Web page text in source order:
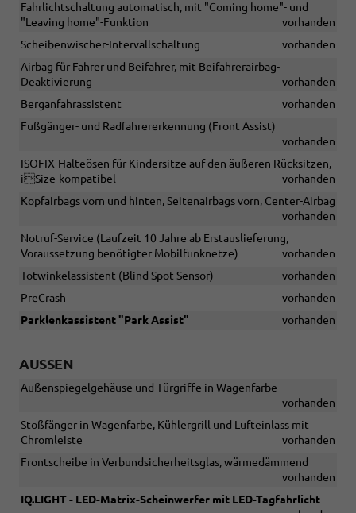
Fahrlichtschaltung automatisch, mit "Coming home"- und
"Leaving home"-Funktion
vorhanden
Scheibenwischer-Intervallschaltung
vorhanden
Airbag für Fahrer und Beifahrer, mit Beifahrerairbag-
Deaktivierung
vorhanden
Berganfahrassistent
vorhanden
Fußgänger- und Radfahrererkennung (Front Assist)
vorhanden
ISOFIX-Halteösen für Kindersitze auf den äußeren Rücksitzen,
iSize-kompatibel
vorhanden
Kopfairbags vorn und hinten, Seitenairbags vorn, Center-Airbag
vorhanden
Notruf-Service (Laufzeit 10 Jahre ab Erstauslieferung,
Voraussetzung benötigter Mobilfunknetze)
vorhanden
Totwinkelassistent (Blind Spot Sensor)
vorhanden
PreCrash
vorhanden
Parklenkassistent "Park Assist"
vorhanden
AUSSEN
Außenspiegelgehäuse und Türgriffe in Wagenfarbe
vorhanden
Stoßfänger in Wagenfarbe, Kühlergrill und Lufteinlass mit
Chromleiste
vorhanden
Frontscheibe in Verbundsicherheitsglas, wärmedämmend
vorhanden
IQ.LIGHT - LED-Matrix-Scheinwerfer mit LED-Tagfahrlicht